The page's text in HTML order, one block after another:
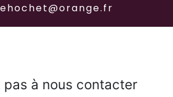
pas à nous contacter